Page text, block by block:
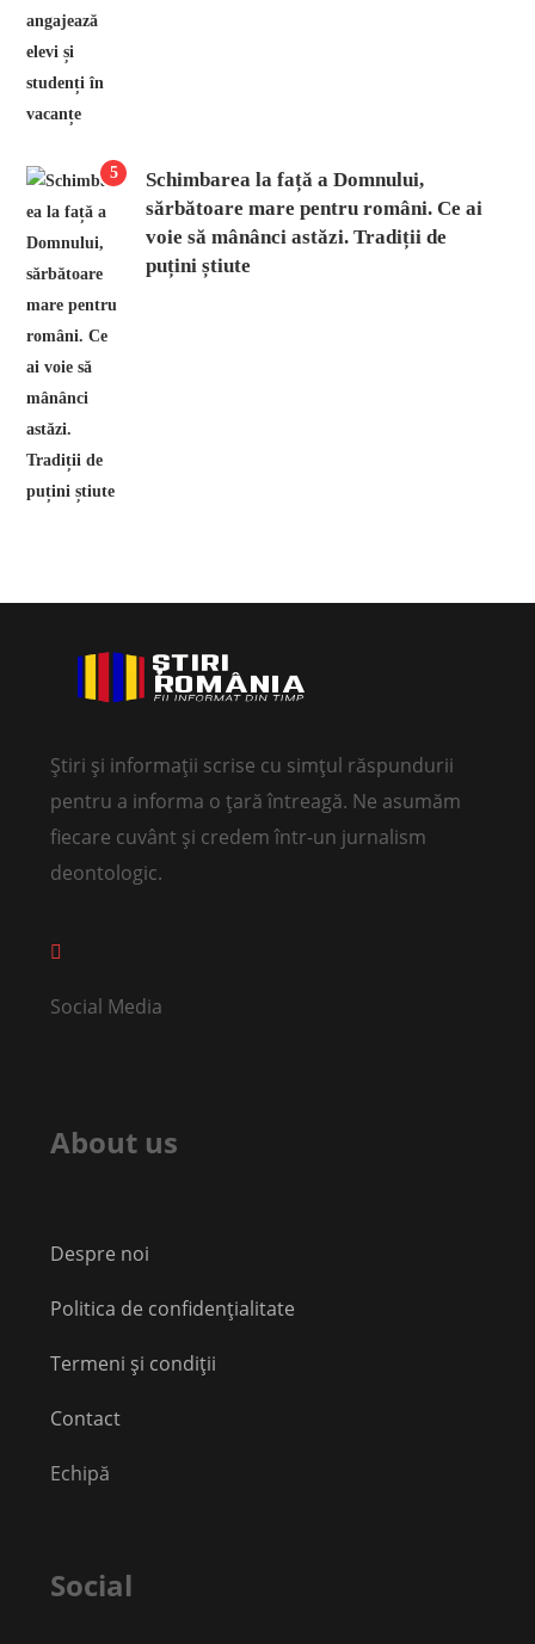
5
Schimbarea la față a Domnului,
sărbătoare mare pentru români. Ce ai
voie să mânânci astăzi. Tradiții de
puțini știute
Știri și informații scrise cu simțul răspundurii
pentru a informa o țară întreagă. Ne asumăm
fiecare cuvânt și credem într-un jurnalism
deontologic.
Social Media
About us
Despre noi
Politica de confidențialitate
Termeni și condiții
Contact
Echipă
Social